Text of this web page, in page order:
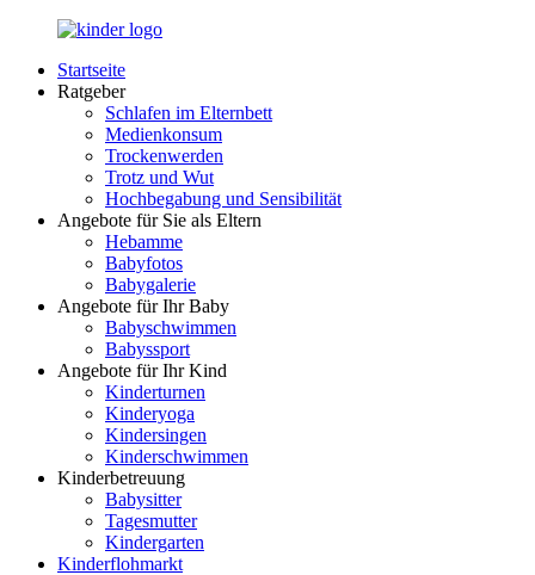
Zurück
Inhalt
LuckyKids.de
Das
Nachwuchs
Startseite
Ratgeber
Schlafen im Elternbett
Medienkonsum
Trockenwerden
Trotz und Wut
Hochbegabung und Sensibilität
Angebote für Sie als Eltern
Hebamme
Babyfotos
Babygalerie
Angebote für Ihr Baby
Babyschwimmen
Babyssport
Angebote für Ihr Kind
Kinderturnen
Kinderyoga
Kindersingen
Kinderschwimmen
Kinderbetreuung
Babysitter
Tagesmutter
Kindergarten
Kinderflohmarkt